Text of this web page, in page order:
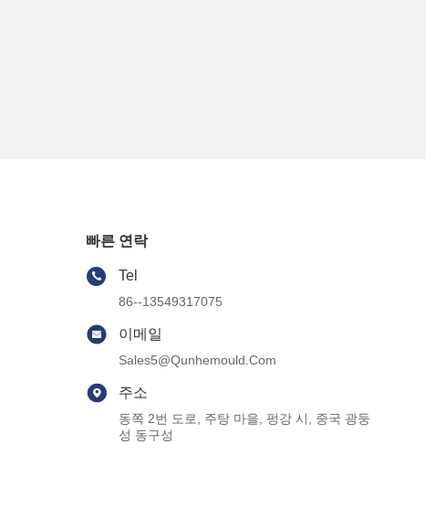
빠른 연락
Tel
86--13549317075
이메일
Sales5@qunhemould.com
주소
동쪽 2번 도로, 주탕 마을, 펑강 시, 중국 광둥
성 동구성